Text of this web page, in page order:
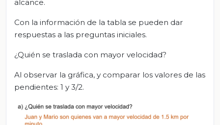
alcance.
Con la información de la tabla se pueden dar
respuestas a las preguntas iniciales.
¿Quién se traslada con mayor velocidad?
Al observar la gráfica, y comparar los valores de las
pendientes: 1 y 3/2.